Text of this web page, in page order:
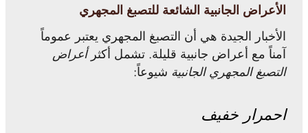
الأعراض الجانبية الشائعة للتصبغ المجهري
الأخبار الجيدة هي أن التصبغ المجهري يعتبر عموماً
آمناً مع أعراض جانبية قليلة. تشمل أكثرأعراض
التصبغ المجهري الجانبية شيوعاً:
احمرار خفيف